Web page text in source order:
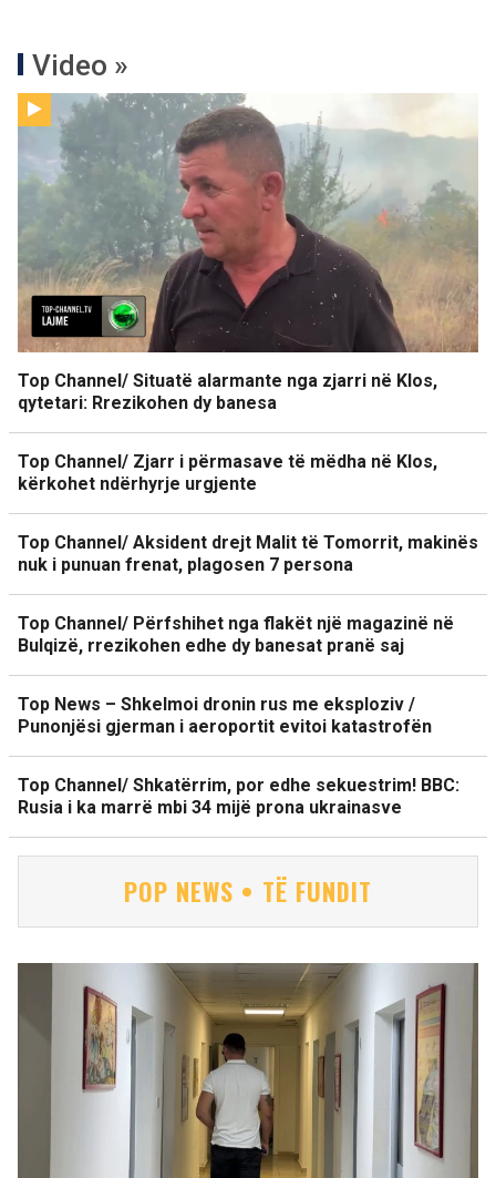
Video »
Top Channel/ Situatë alarmante nga zjarri në Klos,
qytetari: Rrezikohen dy banesa
Top Channel/ Zjarr i përmasave të mëdha në Klos,
kërkohet ndërhyrje urgjente
Top Channel/ Aksident drejt Malit të Tomorrit, makinës
nuk i punuan frenat, plagosen 7 persona
Top Channel/ Përfshihet nga flakët një magazinë në
Bulqizë, rrezikohen edhe dy banesat pranë saj
Top News – Shkelmoi dronin rus me eksploziv /
Punonjësi gjerman i aeroportit evitoi katastrofën
Top Channel/ Shkatërrim, por edhe sekuestrim! BBC:
Rusia i ka marrë mbi 34 mijë prona ukrainasve
POP NEWS • TË FUNDIT